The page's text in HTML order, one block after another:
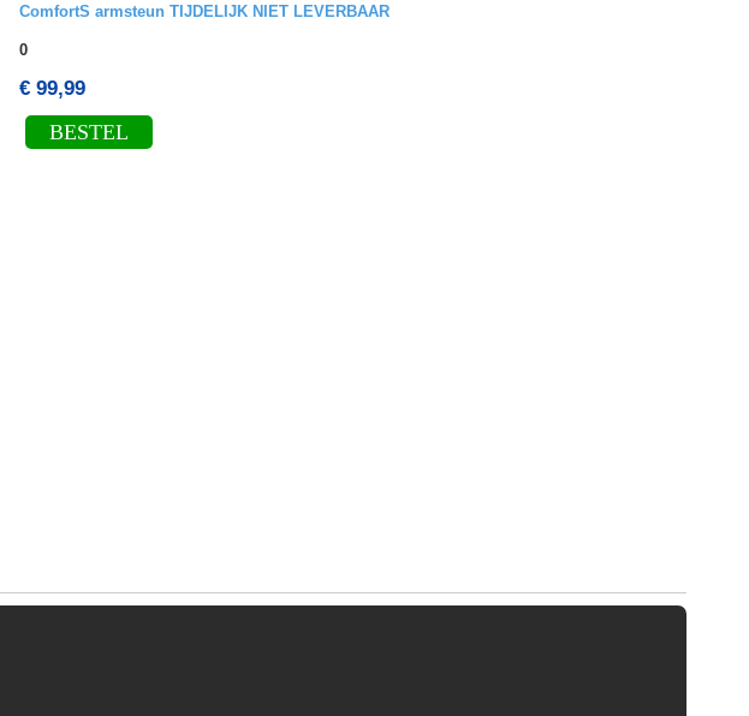
ComfortS armsteun TIJDELIJK NIET LEVERBAAR
0
€ 99,99
BESTEL